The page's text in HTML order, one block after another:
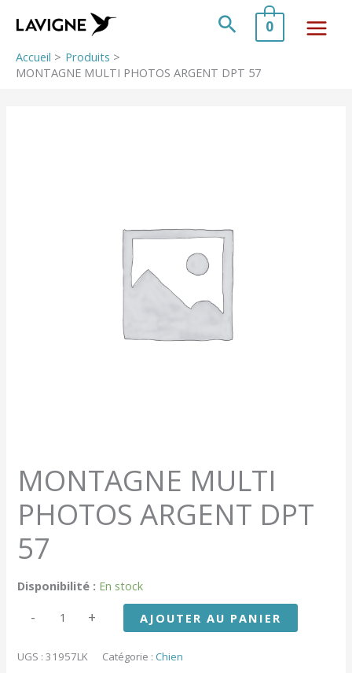
contenu
Rechercher
0
Accueil
Produits
MONTAGNE MULTI PHOTOS ARGENT DPT 57
MONTAGNE MULTI
PHOTOS ARGENT DPT
57
Disponibilité : En stock
-
MULTI
PHOTOS
+ AJOUTER AU PANIER
UGS :31957LK Catégorie :Chien